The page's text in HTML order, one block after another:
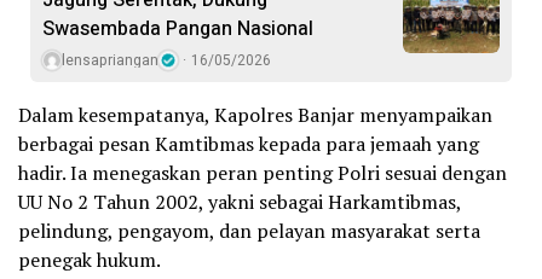
Swasembada Pangan Nasional
lensapriangan 16/05/2026
Dalam kesempatanya, Kapolres Banjar menyampaikan
berbagai pesan Kamtibmas kepada para jemaah yang
hadir. Ia menegaskan peran penting Polri sesuai dengan
UU No 2 Tahun 2002, yakni sebagai Harkamtibmas,
pelindung, pengayom, dan pelayan masyarakat serta
penegak hukum.